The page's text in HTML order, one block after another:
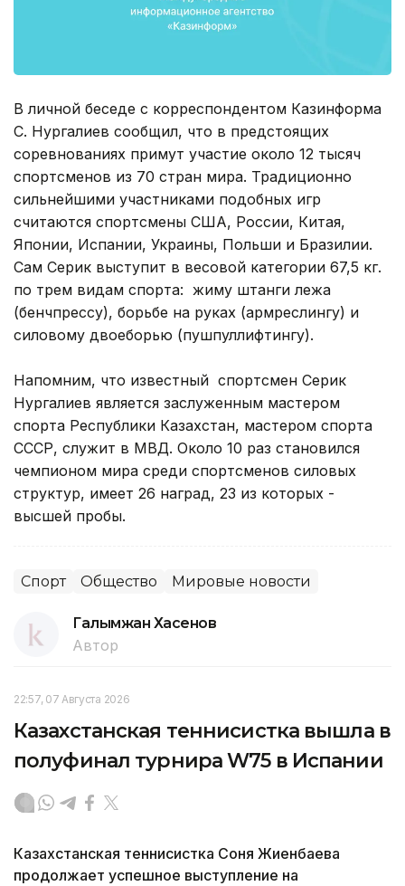
В личной беседе с корреспондентом Казинформа
С. Нургалиев сообщил, что в предстоящих
соревнованиях примут участие около 12 тысяч
спортсменов из 70 стран мира. Традиционно
сильнейшими участниками подобных игр
считаются спортсмены США, России, Китая,
Японии, Испании, Украины, Польши и Бразилии.
Сам Серик выступит в весовой категории 67,5 кг.
по трем видам спорта: жиму штанги лежа
(бенчпрессу), борьбе на руках (армреслингу) и
силовому двоеборью (пушпуллифтингу).
Напомним, что известный спортсмен Серик
Нургалиев является заслуженным мастером
спорта Республики Казахстан, мастером спорта
СССР, служит в МВД. Около 10 раз становился
чемпионом мира среди спортсменов силовых
структур, имеет 26 наград, 23 из которых -
высшей пробы.
Спорт Общество Мировые новости
Галымжан Хасенов
Автор
22:57, 07 Августа 2026
Казахстанская теннисистка вышла в
полуфинал турнира W75 в Испании
Казахстанская теннисистка Соня Жиенбаева
продолжает успешное выступление на